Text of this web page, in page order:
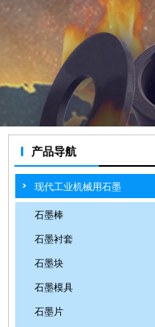
产品导航
现代工业机械用石墨
石墨棒
石墨衬套
石墨块
石墨模具
石墨片